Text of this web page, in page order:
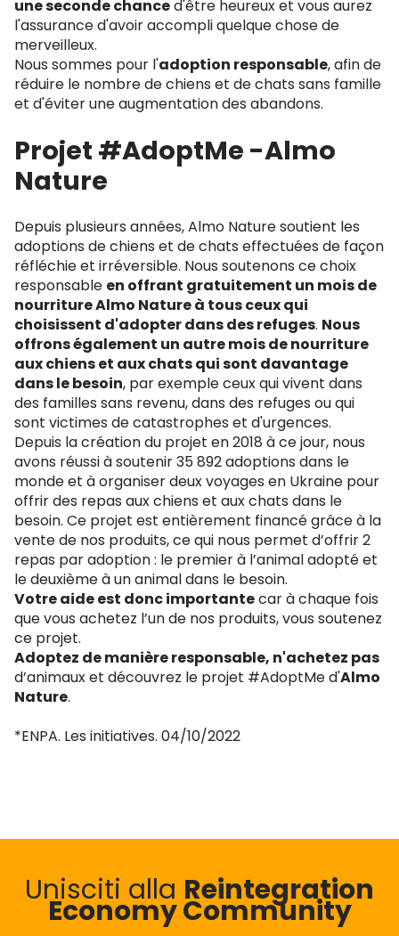
une seconde chanced'être heureux et vous aurez
l'assurance d'avoir accompli quelque chose de
merveilleux.
Nous sommes pour l'adoption responsable, afin de
réduire le nombre de chiens et de chats sans famille
et d'éviter une augmentation des abandons.
Projet #AdoptMe -Almo
Nature
Depuis plusieurs années, Almo Nature soutient les
adoptions de chiens et de chats effectuées de façon
réfléchie et irréversible. Nous soutenons ce choix
responsable en offrant gratuitement un mois de
nourriture Almo Nature à tous ceux qui
choisissent d'adopter dans des refuges. Nous
offrons également un autre mois de nourriture
aux chiens et aux chats qui sont davantage
dans le besoin, par exemple ceux qui vivent dans
des familles sans revenu, dans des refuges ou qui
sont victimes de catastrophes et d'urgences.
Depuis la création du projet en 2018 à ce jour, nous
avons réussi à soutenir 35 892 adoptions dans le
monde et à organiser deux voyages en Ukraine pour
offrir des repas aux chiens et aux chats dans le
besoin. Ce projet est entièrement financé grâce à la
vente de nos produits, ce qui nous permet d’offrir 2
repas par adoption : le premier à l’animal adopté et
le deuxième à un animal dans le besoin.
Votre aide est donc importantecar à chaque fois
que vous achetez l’un de nos produits, vous soutenez
ce projet.
Adoptez de manière responsable, n'achetez pas
d’animaux et découvrez le projet #AdoptMe d'Almo
Nature.
*ENPA. Les initiatives. 04/10/2022
Unisciti alla Reintegration
Economy Community